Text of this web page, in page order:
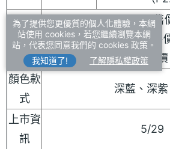
價格
12GB + 256GB 售
12GB + 512GB 售
12GB + 1TB 售
顏色款
式
深藍、深
上市資
訊
5/29
為了提供您更優質的個人化體驗，本網
站使用 cookies，若您繼續瀏覽本網
站，代表您同意我們的 cookies 政策。
我知道了!
了解隱私權政策